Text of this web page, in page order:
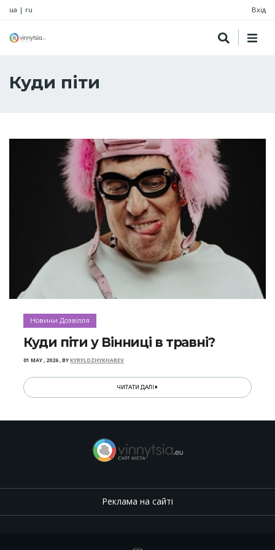
ua | ru Вхід
Куди піти
Новини Дозвілля
Куди піти у Вінниці в травні?
01 MAY , 2026,BYKYRYLOZHYKHAREV
ЧИТАТИ ДАЛІ
Реклама на сайті
.,.,.